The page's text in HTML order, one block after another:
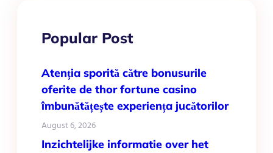
Popular Post
Atenția sporită către bonusurile
oferite de thor fortune casino
îmbunătățește experiența jucătorilor
August 6, 2026
Inzichtelijke informatie over het